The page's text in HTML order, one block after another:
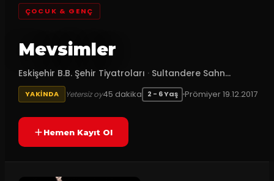
ÇOCUK & GENÇ
Mevsimler
Eskişehir B.B. Şehir Tiyatroları · Sultandere Sahn...
YAKINDA Yetersiz oy45 dakika 2 - 6 Yaş Prömiyer19.12.2017
Hemen Kayıt Ol